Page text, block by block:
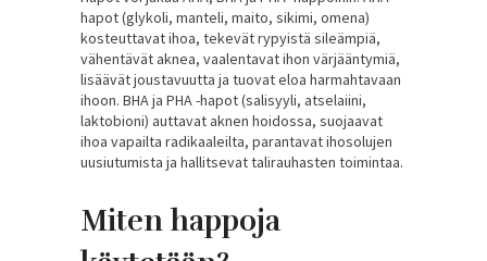
hapot (glykoli, manteli, maito, sikimi, omena)
kosteuttavat ihoa, tekevät rypyistä sileämpiä,
vähentävät aknea, vaalentavat ihon värjääntymiä,
lisäävät joustavuutta ja tuovat eloa harmahtavaan
ihoon. BHA ja PHA -hapot (salisyyli, atselaiini,
laktobioni) auttavat aknen hoidossa, suojaavat
ihoa vapailta radikaaleilta, parantavat ihosolujen
uusiutumista ja hallitsevat talirauhasten toimintaa.
Miten happoja